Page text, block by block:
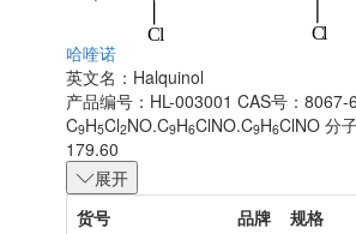
哈喹诺
英文名： Halquinol
产品编号：HL-003001 CAS号：8067-
C9H5Cl2NO.C9H6ClNO.C9H6ClNO 分
179.60
展开
货号
品牌 规格